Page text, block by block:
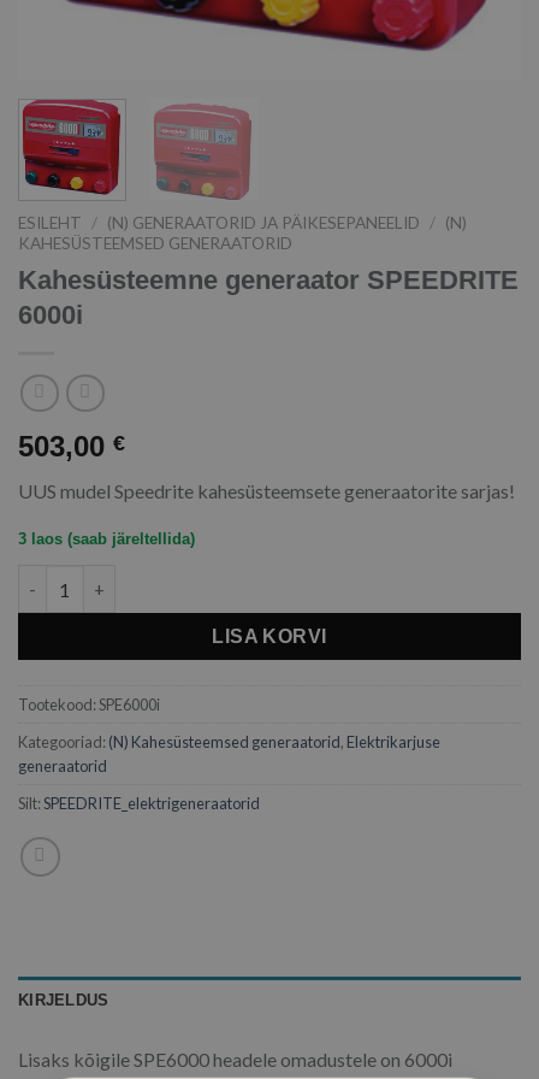
ESILEHT / (N) GENERAATORID JA PÄIKESEPANEELID / (N)
KAHESÜSTEEMSED GENERAATORID
Kahesüsteemne generaator SPEEDRITE
6000i
503,00 €
UUS mudel Speedrite kahesüsteemsete generaatorite sarjas!
3 laos (saab järeltellida)
LISA KORVI
Tootekood:SPE6000i
Kategooriad: (N) Kahesüsteemsed generaatorid, Elektrikarjuse
generaatorid
Silt:SPEEDRITE_elektrigeneraatorid
KIRJELDUS
Lisaks kõigile SPE6000 headele omadustele on 6000i